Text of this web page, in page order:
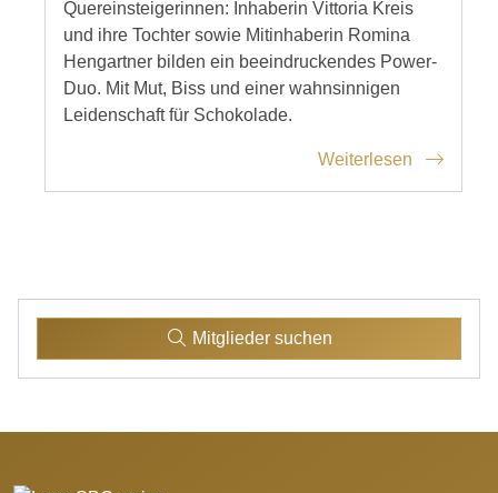
Quereinsteigerinnen: Inhaberin Vittoria Kreis
und ihre Tochter sowie Mitinhaberin Romina
Hengartner bilden ein beeindruckendes Power-
Duo. Mit Mut, Biss und einer wahnsinnigen
Leidenschaft für Schokolade.
Weiterlesen
Mitglieder suchen